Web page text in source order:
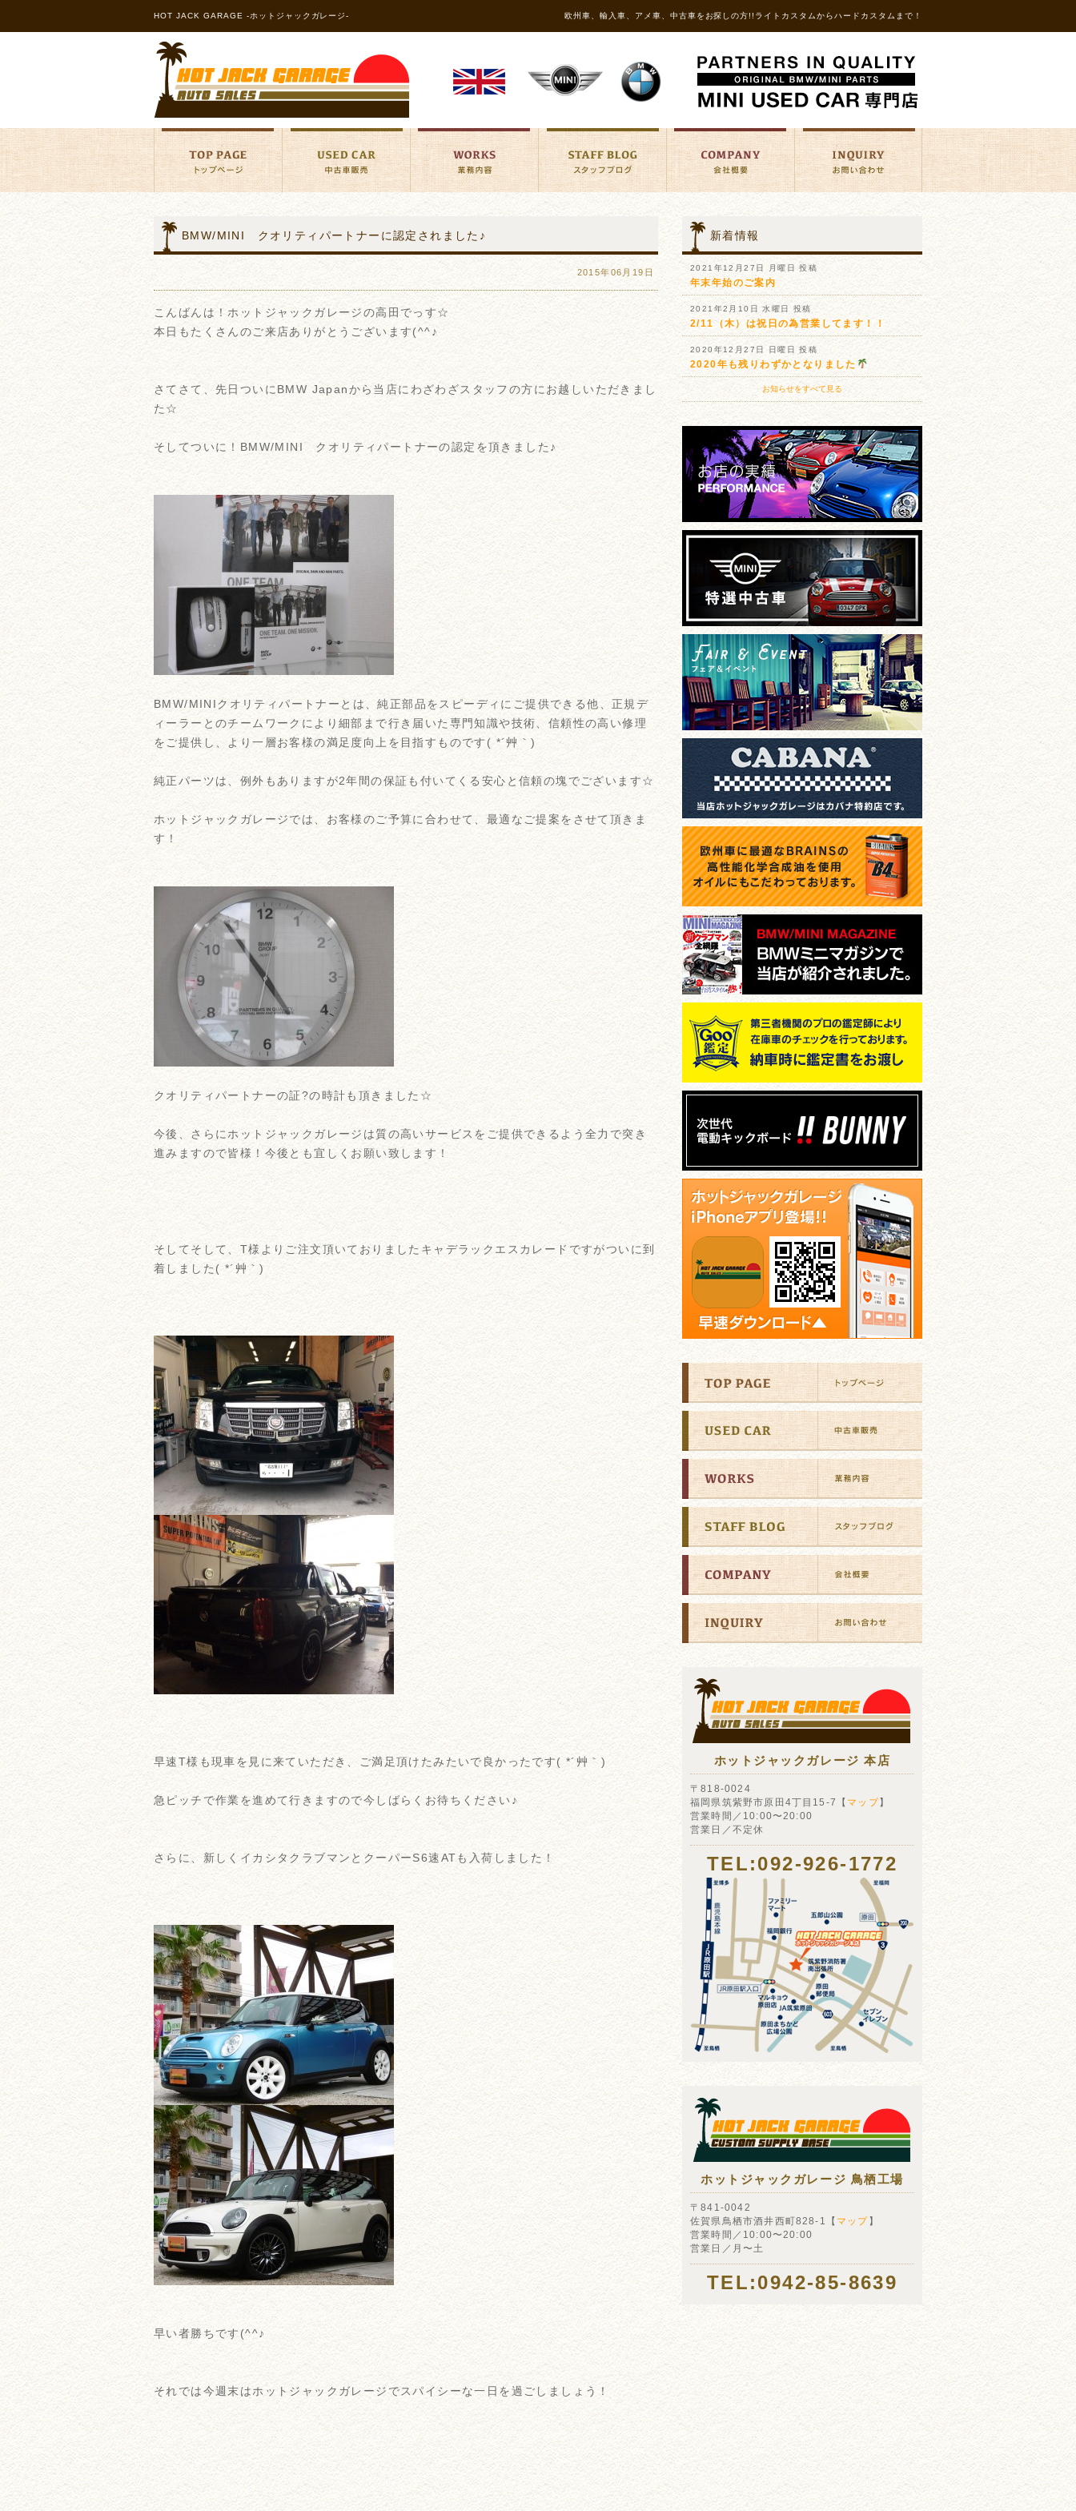
HOT JACK GARAGE -ホットジャックガレージ- 欧州車、輸入車、アメ車、中古車をお探しの方!!ライトカスタムからハードカスタムまで！
BMW/MINI クオリティパートナーに認定されました♪
2015年06月19日
こんばんは！ホットジャックガレージの高田でっす☆
本日もたくさんのご来店ありがとうございます(^^♪
さてさて、先日ついにBMW Japanから当店にわざわざスタッフの方にお越しいただきまし
た☆
そしてついに！BMW/MINI クオリティパートナーの認定を頂きました♪
BMW/MINIクオリティパートナーとは、純正部品をスピーディにご提供できる他、正規デ
ィーラーとのチームワークにより細部まで行き届いた専門知識や技術、信頼性の高い修理
をご提供し、より一層お客様の満足度向上を目指すものです( *´艸｀)
純正パーツは、例外もありますが2年間の保証も付いてくる安心と信頼の塊でございます☆
ホットジャックガレージでは、お客様のご予算に合わせて、最適なご提案をさせて頂きま
す！
クオリティパートナーの証?の時計も頂きました☆
今後、さらにホットジャックガレージは質の高いサービスをご提供できるよう全力で突き
進みますので皆様！今後とも宜しくお願い致します！
そしてそして、T様よりご注文頂いておりましたキャデラックエスカレードですがついに到
着しました( *´艸｀)
早速T様も現車を見に来ていただき、ご満足頂けたみたいで良かったです( *´艸｀)
急ピッチで作業を進めて行きますので今しばらくお待ちください♪
さらに、新しくイカシタクラブマンとクーパーS6速ATも入荷しました！
早い者勝ちです(^^♪
それでは今週末はホットジャックガレージでスパイシーな一日を過ごしましょう！
新着情報
2021年12月27日 月曜日 投稿
年末年始のご案内
2021年2月10日 水曜日 投稿
2/11（木）は祝日の為営業してます！！
2020年12月27日 日曜日 投稿
2020年も残りわずかとなりました
お知らせをすべて見る
ホットジャックガレージ 本店
〒818-0024
福岡県筑紫野市原田4丁目15-7【 マップ】
営業時間／10:00〜20:00
営業日／不定休
TEL:092-926-1772
ホットジャックガレージ 鳥栖工場
〒841-0042
佐賀県鳥栖市酒井西町828-1【 マップ 】
営業時間／10:00〜20:00
営業日／月〜土
TEL:0942-85-8639